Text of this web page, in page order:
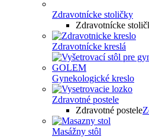
Zdravotnícke stoličky
Zdravotnícke
Zdravotnícke kreslá
Gynekologické kreslo
Zdravotné postele
Zdravotné postele
Masážny stôl